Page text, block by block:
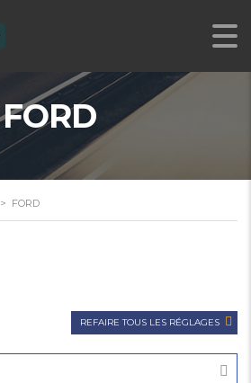
FORD
> FORD
REFAIRE TOUS LES RÉGLAGES